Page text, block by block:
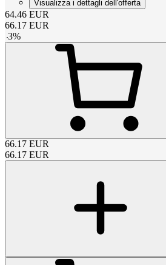
Visualizza i dettagli dell'offerta
64.46 EUR
66.17 EUR
-3%
66.17 EUR
66.17 EUR